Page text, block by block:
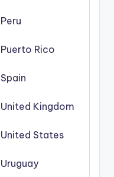
Peru
Puerto Rico
Spain
United Kingdom
United States
Uruguay